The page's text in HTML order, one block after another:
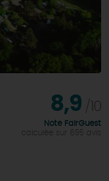
8,9
Note FairGuest